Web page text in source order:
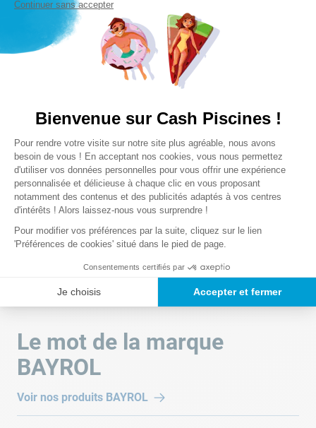
Précautions
En cas de contact avec les yeux, rincer
immédiatement et abondamment à l'eau
Se laver les mains après utilisation
Sachet - 1Kg
Recommandations & Avertissements
• La filtration doit nécessairement fonctionner chaque jour
(au moins un temps égal à la température de l'eau divisée par
2.)
• Par temps chaud ou usage intensif de la piscine, des
quantités plus importantes peuvent être nécessaires. Ce
produit est exclusivement réservé aux filtres à sable.
• Ne jamais mélanger sous forme concentrée différents
produits chimiques.
L'utilisation de Superflock Plus conduit à une filtration plus
efficace.
• Le filtre bloquant d'avantage d'impuretés, des lavages à
contre-courant plus fréquents seront peut-être nécessaires.
Notre satisfaction, la votre
Avis clients
Chargement de la synthèse…
Veuillez vous connecter pour écrire un avis.
Le plus récent
Chargement des avis…
Le mot de la marque
BAYROL
Voir nos produits BAYROL
Continuer sans accepter
Bienvenue sur Cash Piscines !
Plateforme de Gestion du
Pour rendre votre visite sur notre site plus agréable, nous avons
besoin de vous ! En acceptant nos cookies, vous nous permettez
d'utiliser vos données personnelles pour vous offrir une expérience
personnalisée et délicieuse à chaque clic en vous proposant
notamment des contenus et des publicités adaptés à vos centres
d'intérêts ! Alors laissez-nous vous surprendre !
Pour modifier vos préférences par la suite, cliquez sur le lien
'Préférences de cookies' situé dans le pied de page.
Consentements certifiés par
Je choisis Accepter et fermer
Axeptio consent